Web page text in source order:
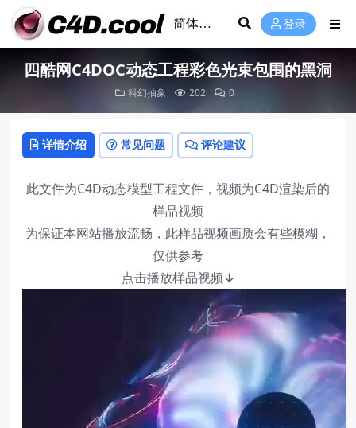
登录
四酷网C4DOC动态工程彩色光束包围的黑洞
科幻抽象 202 0
详情介绍 常见问题 评论建议
此文件为C4D动态模型工程文件，视频为C4D渲染后的
样品视频
为保证本网站播放流畅，此样品视频画质会有些模糊，
仅供参考
点击播放样品视频↓